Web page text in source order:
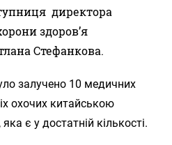
директора
здоров’я
Стефанкова.
залучено 10 медичних
охочих китайською
є у достатній кількості.